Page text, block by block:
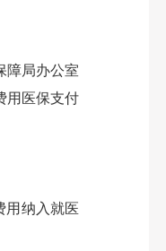
障局办公室
用医保支付
用纳入就医